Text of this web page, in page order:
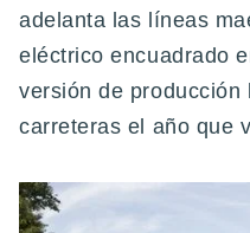
adelanta las líneas
eléctrico encuadrado
versión de producción
carreteras el año que